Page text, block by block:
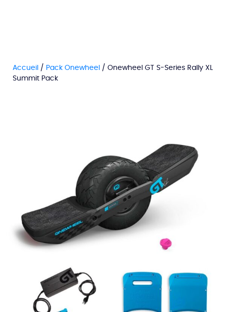
Accueil / Pack Onewheel
/ Onewheel GT S-Series Rally XL
Summit Pack